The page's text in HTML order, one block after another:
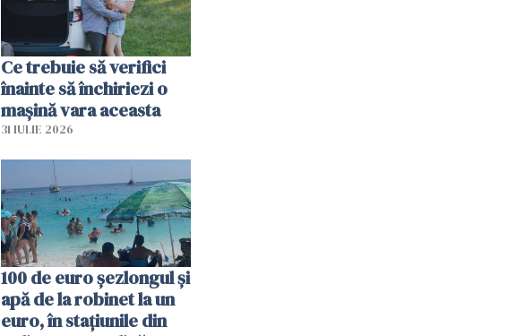
Ce trebuie să verifici
înainte să închiriezi o
mașină vara aceasta
31 IULIE 2026
100 de euro șezlongul și
apă de la robinet la un
euro, în stațiunile din